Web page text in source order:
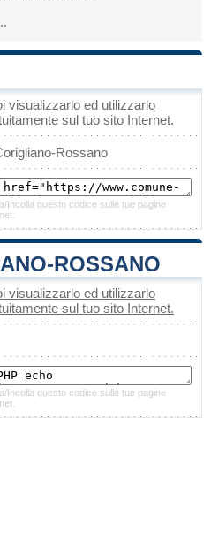
visualizzarlo ed utilizzarlo
sul tuo sito Internet.
Incolla questo codice sulle tue pagine
ROSSANO
visualizzarlo ed utilizzarlo
sul tuo sito Internet.
Incolla questo codice sulle tue pagine